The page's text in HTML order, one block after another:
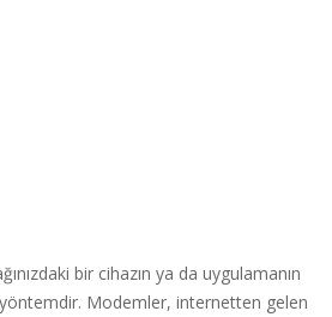
bir cihazın ya da uygulamanın
Modemler, internetten gelen